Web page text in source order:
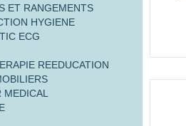
ET RANGEMENTS
HYGIENE
ECG
REEDUCATION